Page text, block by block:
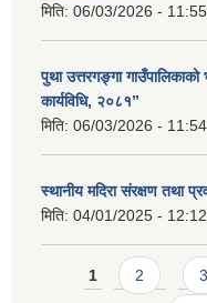
मिति: 06/03/2026 - 11:55
पुथा उत्तरगङ्गा
कार्यविधि, २०८१”
मिति: 06/03/2026 - 11:54
स्थानीय मदिरा संरक्षण तथा
मिति: 04/01/2025 - 12:12
Pages
1 2 3